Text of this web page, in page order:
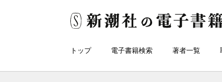
トップ 電子書籍検索 著者一覧